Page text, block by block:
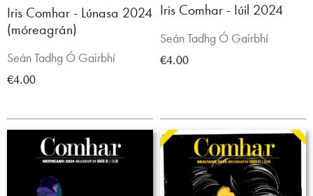
Iris Comhar - Lúnasa 2024
(móreagrán)
Seán Tadhg Ó Gairbhí
€4.00
Iris Comhar - Iúil 2024
Seán Tadhg Ó Gairbhí
€4.00